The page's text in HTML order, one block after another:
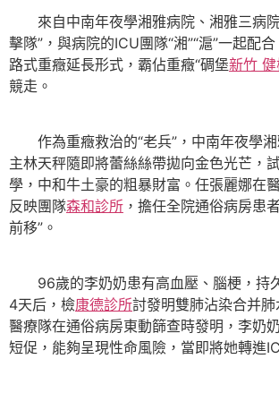
來自中南年夜學湘雅病院、湘雅三病院
擊隊”，與病院的ICU團隊“湘”“滬”一起配
路式重癥延長形式，霸佔重癥“碉堡新竹
競走。
作為重癥救治的“老兵”，中南年夜學湘
主林天秤隨即將蕾絲絲帶拋向金色光芒，
學，中和牛土豪的粗暴財富。任張麗娜在
反映團隊森和診所 ，擔任全院通俗病房患
前移”。
96歲的李奶奶患有高血壓、腦梗，持
4天后，檢康德診所討發明雙肺沾染合并
醫療隊在通俗病房東動篩查時發明，李奶
短促，能夠呈現性命風險，當即將她轉進